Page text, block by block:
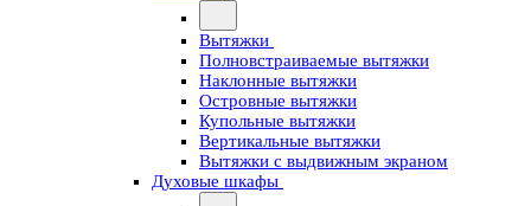
Вытяжки
Полновстраиваемые вытяжки
Наклонные вытяжки
Островные вытяжки
Купольные вытяжки
Вертикальные вытяжки
Вытяжки с выдвижным экраном
Духовые шкафы